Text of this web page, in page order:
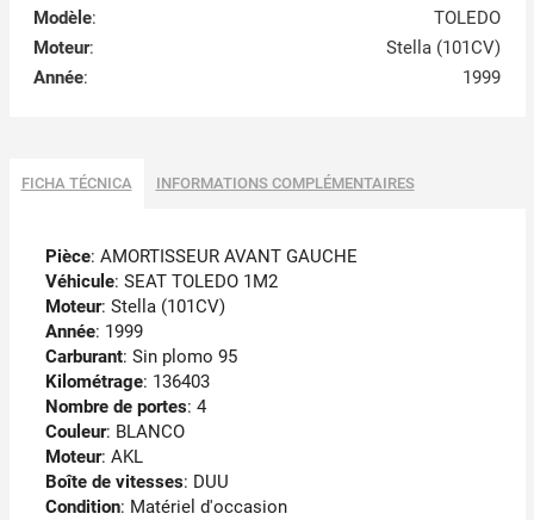
Modèle:
TOLEDO
Moteur:
Stella (101CV)
Année: 1999
FICHA TÉCNICA INFORMATIONS COMPLÉMENTAIRES
Pièce: AMORTISSEUR AVANT GAUCHE
Véhicule: SEAT TOLEDO 1M2
Moteur: Stella (101CV)
Année: 1999
Carburant: Sin plomo 95
Kilométrage: 136403
Nombre de portes: 4
Couleur: BLANCO
Moteur: AKL
Boîte de vitesses: DUU
Condition: Matériel d'occasion